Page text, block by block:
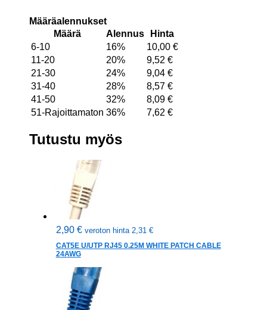
Määräalennukset
Määrä
Alennus
Hinta
6-10
16% 10,00 €
11-20
20% 9,52 €
21-30
24% 9,04 €
31-40
28% 8,57 €
41-50
32% 8,09 €
51-Rajoittamaton 36% 7,62 €
Tutustu myös
2,90 € veroton hinta 2,31 €
CAT5E U/UTP RJ45 0.25M WHITE PATCH CABLE
24AWG